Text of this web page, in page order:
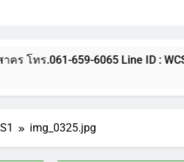
สมุทรสาคร โทร.061-659-6065 Line ID :
6065 Line ID : WCS1
img_0325.jpg